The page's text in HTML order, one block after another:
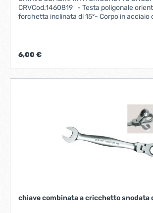
CRVCod.1460819 - Testa poligonale
forchetta inclinata di 15°- Corpo in
6,00 €
chiave combinata a cricchetto snodata